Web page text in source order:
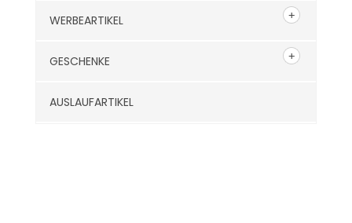
WERBEARTIKEL
GESCHENKE
AUSLAUFARTIKEL